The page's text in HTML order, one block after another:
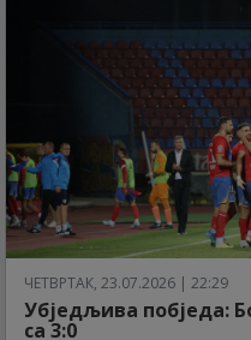
ЧЕТВРТАК, 23.07.2026 | 22:29
Убједљива побједа:
са 3:0